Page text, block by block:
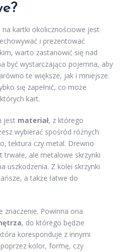
kartki okolicznościowe jest
i prezentować
warto zastanowić się nad
być wystarczająco pojemna, aby
te większe, jak i mniejsze.
się zapełnić, co może
kart.
jest materiał, z którego
wybierać spośród różnych
tektura czy metal. Drewno
trwałe, ale metalowe skrzynki
uszkodzenia. Z kolei skrzynki
a także łatwe do
znaczenie. Powinna ona
, do którego będzie
koresponduje z innymi
kolor, formę, czy